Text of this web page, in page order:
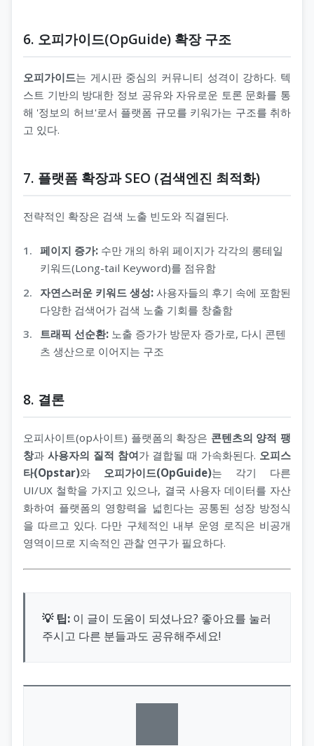
6. 오피가이드(OpGuide) 확장 구조
오피가이드는 게시판 중심의 커뮤니티 성격이 강하다. 텍
스트 기반의 방대한 정보 공유와 자유로운 토론 문화를 통
해 '정보의 허브'로서 플랫폼 규모를 키워가는 구조를 취하
고 있다.
7. 플랫폼 확장과 SEO (검색엔진 최적화)
전략적인 확장은 검색 노출 빈도와 직결된다.
페이지 증가: 수만 개의 하위 페이지가 각각의 롱테일
키워드(Long-tail Keyword)를 점유함
자연스러운 키워드 생성: 사용자들의 후기 속에 포함된
다양한 검색어가 검색 노출 기회를 창출함
트래픽 선순환: 노출 증가가 방문자 증가로, 다시 콘텐
츠 생산으로 이어지는 구조
8. 결론
오피사이트(op사이트) 플랫폼의 확장은 콘텐츠의 양적 팽
창과 사용자의 질적 참여가 결합될 때 가속화된다. 오피스
타(Opstar)와 오피가이드(OpGuide)는 각기 다른
UI/UX 철학을 가지고 있으나, 결국 사용자 데이터를 자산
화하여 플랫폼의 영향력을 넓힌다는 공통된 성장 방정식
을 따르고 있다. 다만 구체적인 내부 운영 로직은 비공개
영역이므로 지속적인 관찰 연구가 필요하다.
💡 팁: 이 글이 도움이 되셨나요? 좋아요를 눌러
주시고 다른 분들과도 공유해주세요!